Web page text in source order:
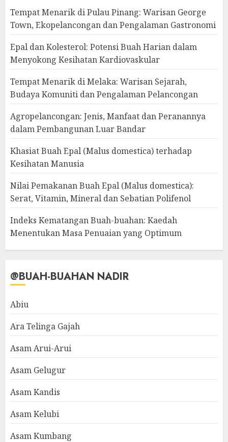
Tempat Menarik di Pulau Pinang: Warisan George
Town, Ekopelancongan dan Pengalaman Gastronomi
Epal dan Kolesterol: Potensi Buah Harian dalam
Menyokong Kesihatan Kardiovaskular
Tempat Menarik di Melaka: Warisan Sejarah,
Budaya Komuniti dan Pengalaman Pelancongan
Agropelancongan: Jenis, Manfaat dan Peranannya
dalam Pembangunan Luar Bandar
Khasiat Buah Epal (Malus domestica) terhadap
Kesihatan Manusia
Nilai Pemakanan Buah Epal (Malus domestica):
Serat, Vitamin, Mineral dan Sebatian Polifenol
Indeks Kematangan Buah-buahan: Kaedah
Menentukan Masa Penuaian yang Optimum
@BUAH-BUAHAN NADIR
Abiu
Ara Telinga Gajah
Asam Arui-Arui
Asam Gelugur
Asam Kandis
Asam Kelubi
Asam Kumbang